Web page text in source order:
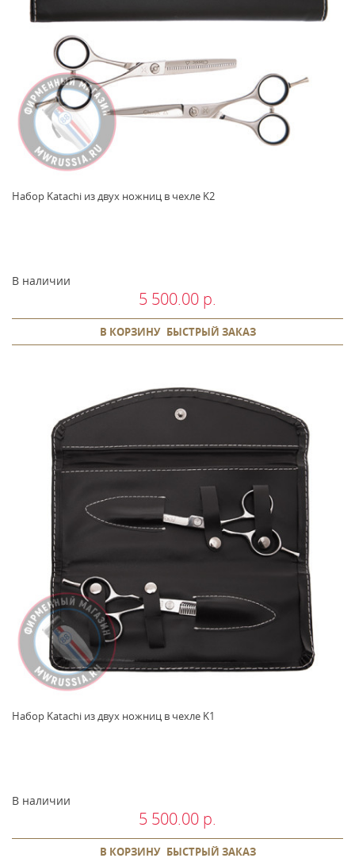
Набор Katachi из двух ножниц в чехле K2
В наличии
5 500.00 р.
В КОРЗИНУ БЫСТРЫЙ ЗАКАЗ
Набор Katachi из двух ножниц в чехле K1
В наличии
5 500.00 р.
В КОРЗИНУ БЫСТРЫЙ ЗАКАЗ